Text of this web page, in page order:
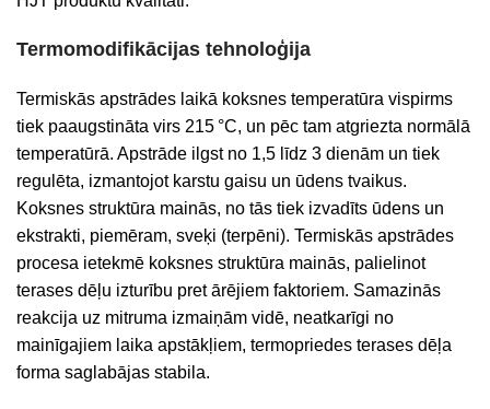
Termomodifikācijas tehnoloģija
Termiskās apstrādes laikā koksnes temperatūra vispirms
tiek paaugstināta virs 215 °C, un pēc tam atgriezta normālā
temperatūrā. Apstrāde ilgst no 1,5 līdz 3 dienām un tiek
regulēta, izmantojot karstu gaisu un ūdens tvaikus.
Koksnes struktūra mainās, no tās tiek izvadīts ūdens un
ekstrakti, piemēram, sveķi (terpēni). Termiskās apstrādes
procesa ietekmē koksnes struktūra mainās, palielinot
terases dēļu izturību pret ārējiem faktoriem. Samazinās
reakcija uz mitruma izmaiņām vidē, neatkarīgi no
mainīgajiem laika apstākļiem, termopriedes terases dēļa
forma saglabājas stabila.